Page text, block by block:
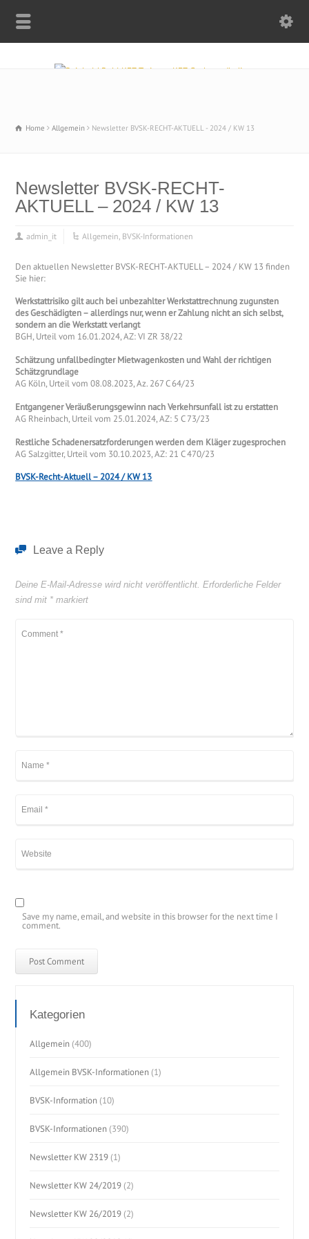
Home Allgemein Newsletter BVSK-RECHT-AKTUELL - 2024 / KW 13
Newsletter BVSK-RECHT-
AKTUELL – 2024 / KW 13
admin_it Allgemein, BVSK-Informationen
Den aktuellen Newsletter BVSK-RECHT-AKTUELL – 2024 / KW 13 finden
Sie hier:
Werkstattrisiko gilt auch bei unbezahlter Werkstattrechnung zugunsten
des Geschädigten – allerdings nur, wenn er Zahlung nicht an sich selbst,
sondern an die Werkstatt verlangt
BGH, Urteil vom 16.01.2024, AZ: VI ZR 38/22
Schätzung unfallbedingter Mietwagenkosten und Wahl der richtigen
Schätzgrundlage
AG Köln, Urteil vom 08.08.2023, Az. 267 C 64/23
Entgangener Veräußerungsgewinn nach Verkehrsunfall ist zu erstatten
AG Rheinbach, Urteil vom 25.01.2024, AZ: 5 C 73/23
Restliche Schadenersatzforderungen werden dem Kläger zugesprochen
AG Salzgitter, Urteil vom 30.10.2023, AZ: 21 C 470/23
BVSK-Recht-Aktuell – 2024 / KW 13
Leave a Reply
Deine E-Mail-Adresse wird nicht veröffentlicht. Erforderliche Felder
sind mit * markiert
Save my name, email, and website in this browser for the next time I
comment.
Kategorien
Allgemein (400)
Allgemein BVSK-Informationen (1)
BVSK-Information (10)
BVSK-Informationen (390)
Newsletter KW 2319 (1)
Newsletter KW 24/2019 (2)
Newsletter KW 26/2019 (2)